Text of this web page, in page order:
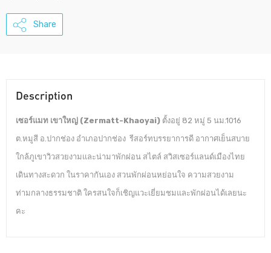
Share
Description
เซอร์แมท เขาใหญ่ (Zermatt-Khaoyai) ตั้งอยู่ 82 หมู่ 5 นม.1016
ต.หมูสี อ.ปากช่อง อำเภอปากช่อง รีสอร์ทบรรยาการดี อากาศเย็นสบาย
ใกล้ภูเขาวิวสวยงามและน่ามาพักผ่อน สไตล์ สวิสเซอร์แลนด์เมืองไทย
เดินทางสะดวก ในราคากันเอง สวนพักผ่อนหย่อนใจ ความสวยงาม
ท่ามกลางธรรมชาติ ใครสนใจก็เชิญแวะเยี่ยมชมและพักผ่อนได้เลยนะ
คะ